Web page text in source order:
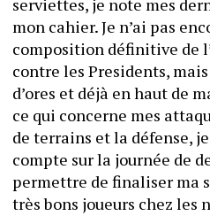
serviettes, je note mes
mon cahier. Je n’ai pas
composition définitive de
contre les Presidents,
d’ores et déjà en haut de
ce qui concerne mes
de terrains et la défense,
compte sur la journée de
permettre de finaliser ma
très bons joueurs chez les